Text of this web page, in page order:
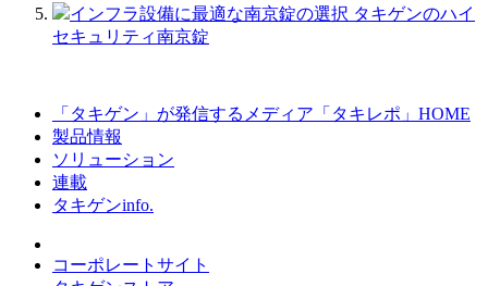
インフラ設備に最適な南京錠の選択 タキゲンのハイ
セキュリティ南京錠
「タキゲン」が発信するメディア「タキレポ」HOME
製品情報
ソリューション
連載
タキゲンinfo.
コーポレートサイト